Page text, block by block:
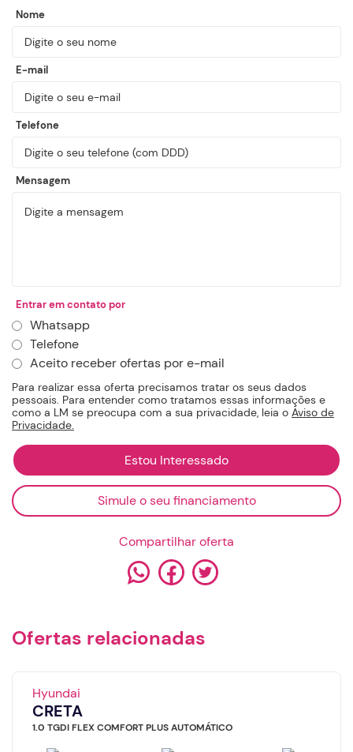
Solicitação de financiamento
Nome
Agendamento de videochamada
Nome
E-mail
Telefone
Mensagem
Entrar em contato por
Whatsapp
Telefone
Aceito receber ofertas por e-mail
Para realizar essa oferta precisamos tratar os seus dados
pessoais. Para entender como tratamos essas informações e
como a LM se preocupa com a sua privacidade, leia o Aviso de
Privacidade.
Simule o seu financiamento
Compartilhar oferta
Ofertas relacionadas
Hyundai
CRETA
1.0 TGDI FLEX COMFORT PLUS AUTOMÁTICO